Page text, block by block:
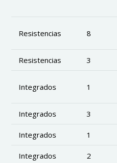
Resistencias 8
Resistencias 3
Integrados 1
Integrados 3
Integrados 1
Integrados 2